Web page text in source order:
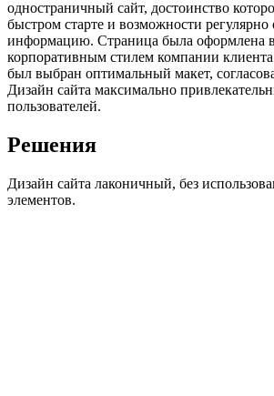
одностраничный сайт, достоинство
быстром старте и возможности регулярно
информацию. Страница была оформлена в
корпоративным стилем компании
был выбран оптимальный макет,
Дизайн сайта максимально
пользователей.
Решения
Дизайн сайта лаконичный, без
элементов.